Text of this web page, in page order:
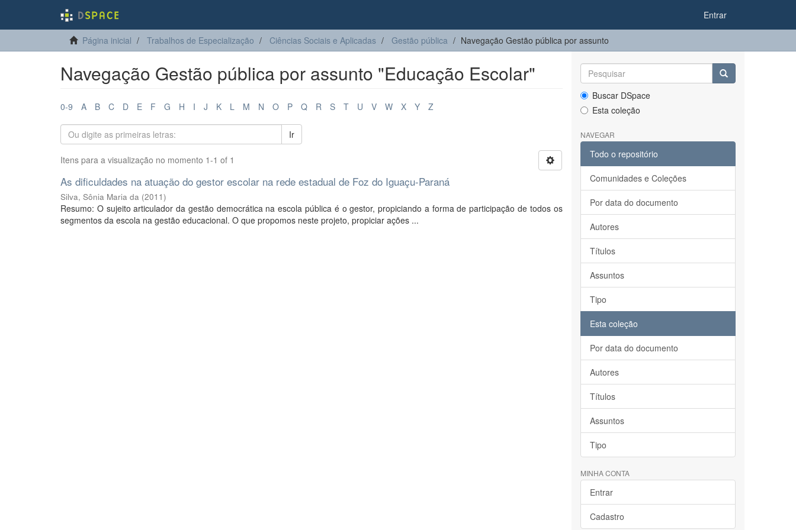
Entrar
Página inicial Trabalhos de Especialização Ciências Sociais e Aplicadas Gestão pública Navegação Gestão pública por assunto
Navegação Gestão pública por assunto "Educação Escolar"
0-9 A B C D E F G H I J K L M N O P Q R S T U V W X Y Z
Ir
Itens para a visualização no momento 1-1 of 1
As dificuldades na atuação do gestor escolar na rede estadual de Foz do Iguaçu-Paraná
Silva, Sônia Maria da (2011)
Resumo: O sujeito articulador da gestão democrática na escola pública é o gestor, propiciando a forma de participação de todos os
segmentos da escola na gestão educacional. O que propomos neste projeto, propiciar ações ...
Buscar DSpace
Esta coleção
NAVEGAR
Todo o repositório
Comunidades e Coleções
Por data do documento
Autores
Títulos
Assuntos
Tipo
Esta coleção
Por data do documento
Autores
Títulos
Assuntos
Tipo
MINHA CONTA
Entrar
Cadastro